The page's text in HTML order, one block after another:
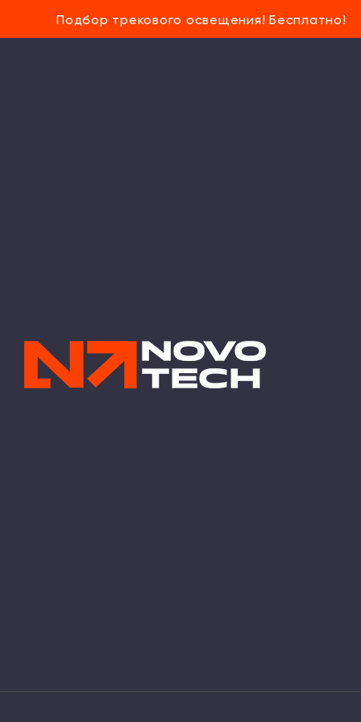
Подбор трекового освещения! Бесплатно!